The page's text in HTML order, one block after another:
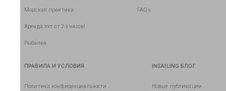
Морская практика
Аренда яхт от 2-х часов!
Рыбалка
FAQs
ПРАВИЛА И УСЛОВИЯ
Политика конфиденциальности
INSAILING БЛОГ
Новые публикации